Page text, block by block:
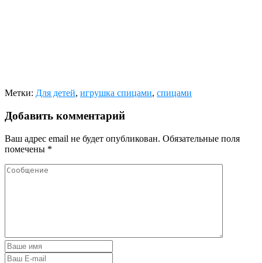
Метки: Для детей, игрушка спицами, спицами
Добавить комментарий
Ваш адрес email не будет опубликован. Обязательные поля
помечены *